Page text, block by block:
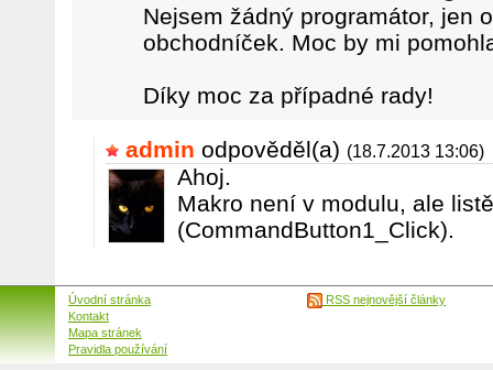
Nejsem žádný programátor, jen
obchodníček. Moc by mi
Díky moc za případné rady!
admin odpověděl(a) (18.7.2013 13:06)
Ahoj.
Makro není v modulu, ale listě
(CommandButton1_Click).
Úvodní stránka
Kontakt
Mapa stránek
Pravidla používání
RSS nejnovější články